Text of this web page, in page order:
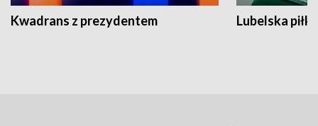
Kwadrans z prezydentem Lubelska piłka